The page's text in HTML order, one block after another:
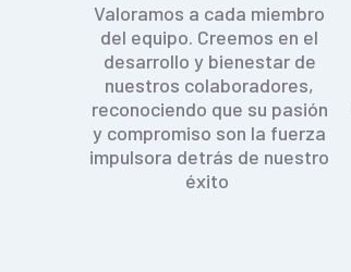
Valoramos a cada miembro
del equipo. Creemos en el
desarrollo y bienestar de
nuestros colaboradores,
reconociendo que su pasión
y compromiso son la fuerza
impulsora detrás de nuestro
éxito